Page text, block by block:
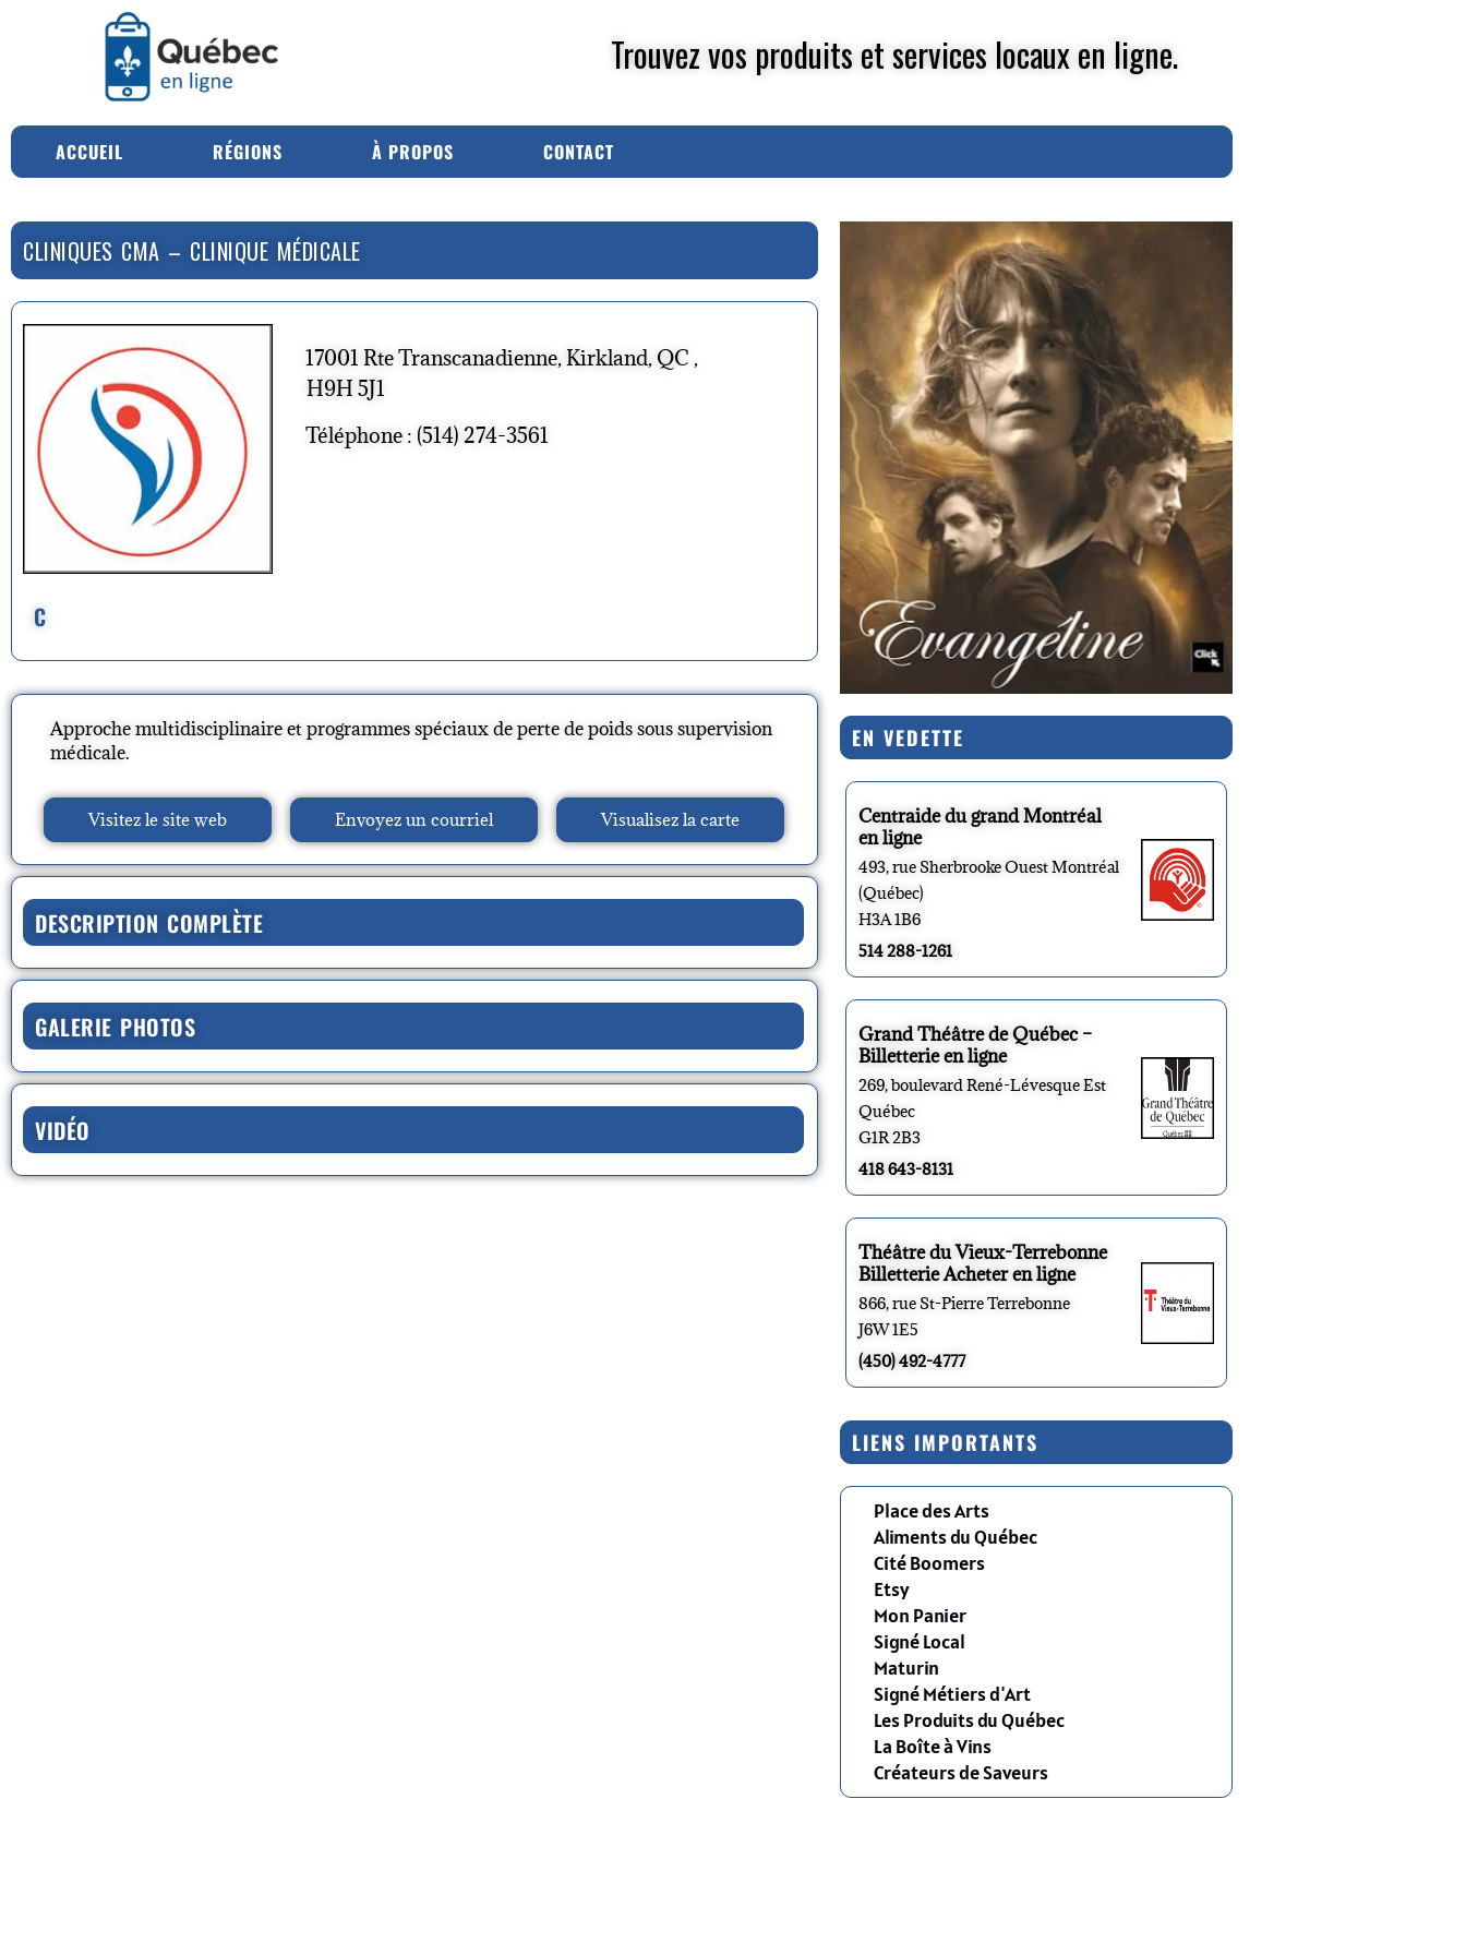
Trouvez vos produits et services locaux en ligne.
ACCUEIL RÉGIONS À PROPOS CONTACT
CLINIQUES CMA – CLINIQUE MÉDICALE
C
17001 Rte Transcanadienne, Kirkland, QC ,
H9H 5J1
Téléphone : (514) 274-3561
Approche multidisciplinaire et programmes spéciaux de perte de poids sous supervision
médicale.
Visitez le site web Envoyez un courriel Visualisez la carte
DESCRIPTION COMPLÈTE
GALERIE PHOTOS
VIDÉO
EN VEDETTE
Centraide du grand Montréal
en ligne
493, rue Sherbrooke Ouest Montréal
(Québec)
H3A 1B6
514 288-1261
Grand Théâtre de Québec –
Billetterie en ligne
269, boulevard René-Lévesque Est
Québec
G1R 2B3
418 643-8131
Théâtre du Vieux-Terrebonne
Billetterie Acheter en ligne
866, rue St-Pierre Terrebonne
J6W 1E5
(450) 492-4777
LIENS IMPORTANTS
Place des Arts
Aliments du Québec
Cité Boomers
Etsy
Mon Panier
Signé Local
Maturin
Signé Métiers d'Art
Les Produits du Québec
La Boîte à Vins
Créateurs de Saveurs